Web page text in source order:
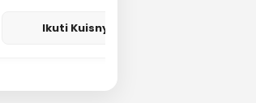
Ikuti Kuisnya ➔